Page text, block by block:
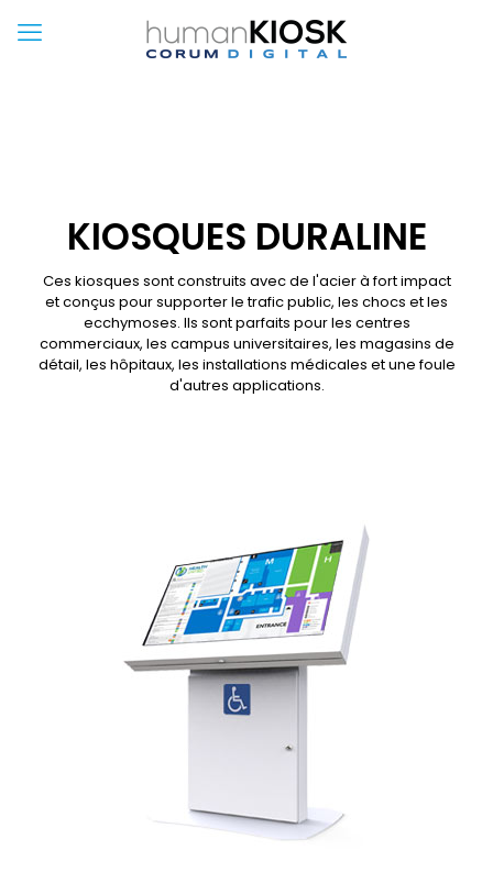
KIOSQUES DURALINE
Ces kiosques sont construits avec de l'acier à fort impact
et conçus pour supporter le trafic public, les chocs et les
ecchymoses. Ils sont parfaits pour les centres
commerciaux, les campus universitaires, les magasins de
détail, les hôpitaux, les installations médicales et une foule
d'autres applications.